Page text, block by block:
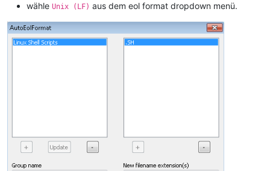
wähle Unix (LF) aus dem eol format dropdown menü.